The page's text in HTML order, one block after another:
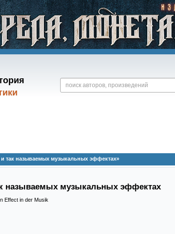
так называемых музыкальных эффектах»
называемых музыкальных эффектах
Effect in der Musik